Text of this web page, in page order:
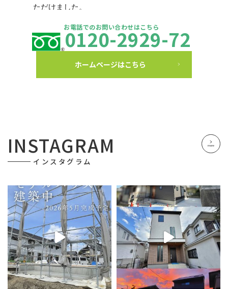
ただけました。
a year ago
住宅の購入でお世話になりました。初め
てのことで不安でしたが物件相談から契約手続、引渡
しまで親身にサポートして頂き、無事に新居を購入す
親切丁寧にサポートして下さり、感謝の言葉しかあり
ません。特にご担当の松尾様には終始お世話になりっ
ぱなしで、担当頂いたのが松尾様で良かったと思う
千秋
2 years ago
住宅の購入と、土地の売却でお世話にな
りました。親切丁寧な対応に、大変満足致しました。
本当にお世話になり有難う御座いました。途中のトラ
ブルにも真摯に対処して下さり、お任せして本当に良
かったです。安心してお任せする事が出来ました。担
当して下さった松尾さんをはじめ、社長様やスタッフ
お電話でのお問い合わせはこちら
0120-2929-72
ホームページはこちら
INSTAGRAM
インスタグラム
more